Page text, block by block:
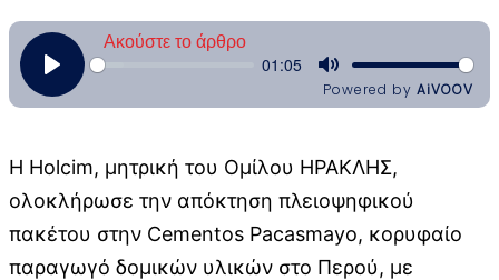
Η Holcim, μητρική του Ομίλου ΗΡΑΚΛΗΣ,
ολοκλήρωσε την απόκτηση πλειοψηφικού
πακέτου στην Cementos Pacasmayo, κορυφαίο
παραγωγό δομικών υλικών στο Περού, με